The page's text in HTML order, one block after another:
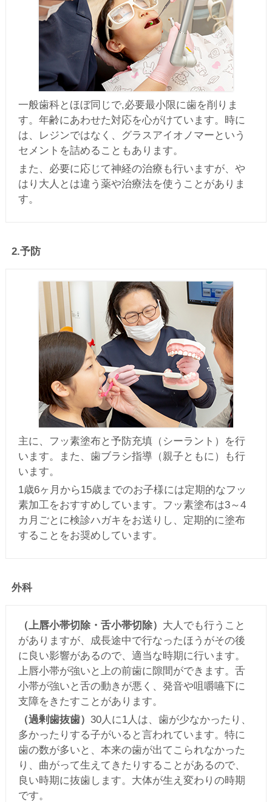
一般歯科とほぼ同じで,必要最小限に歯を削りま
す。年齢にあわせた対応を心がけています。時に
は、レジンではなく、グラスアイオノマーという
セメントを詰めることもあります。
また、必要に応じて神経の治療も行いますが、や
はり大人とは違う薬や治療法を使うことがありま
す。
2.予防
主に、フッ素塗布と予防充填（シーラント）を行
います。また、歯ブラシ指導（親子ともに）も行
います。
1歳6ヶ月から15歳までのお子様には定期的なフッ
素加工をおすすめしています。フッ素塗布は3～4
カ月ごとに検診ハガキをお送りし、定期的に塗布
することをお奨めしています。
外科
（上唇小帯切除・舌小帯切除） 大人でも行うこと
がありますが、成長途中で行なったほうがその後
に良い影響があるので、適当な時期に行います。
上唇小帯が強いと上の前歯に隙間ができます。舌
小帯が強いと舌の動きが悪く、発音や咀嚼嚥下に
支障をきたすことがあります。
（過剰歯抜歯） 30人に1人は、歯が少なかったり、
多かったりする子がいると言われています。特に
歯の数が多いと、本来の歯が出てこられなかった
り、曲がって生えてきたりすることがあるので、
良い時期に抜歯します。大体が生え変わりの時期
です。